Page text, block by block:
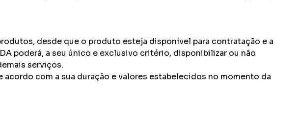
desde que o produto esteja disponível para contratação e a
poderá, a seu único e exclusivo critério, disponibilizar ou não
serviços.
acordo com a sua duração e valores estabelecidos no momento da